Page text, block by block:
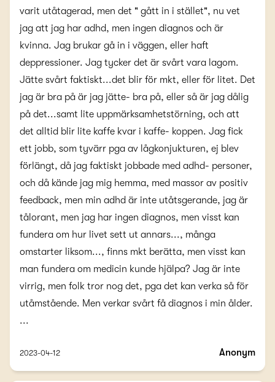
varit utåtagerad, men det " gått in i stället", nu vet
jag att jag har adhd, men ingen diagnos och är
kvinna. Jag brukar gå in i väggen, eller haft
deppressioner. Jag tycker det är svårt vara lagom.
Jätte svårt faktiskt...det blir för mkt, eller för litet. Det
jag är bra på är jag jätte- bra på, eller så är jag dålig
på det...samt lite uppmärksamhetstörning, och att
det alltid blir lite kaffe kvar i kaffe- koppen. Jag fick
ett jobb, som tyvärr pga av lågkonjukturen, ej blev
förlängt, då jag faktiskt jobbade med adhd- personer,
och då kände jag mig hemma, med massor av positiv
feedback, men min adhd är inte utåtsgerande, jag är
tålorant, men jag har ingen diagnos, men visst kan
fundera om hur livet sett ut annars..., många
omstarter liksom..., finns mkt berätta, men visst kan
man fundera om medicin kunde hjälpa? Jag är inte
virrig, men folk tror nog det, pga det kan verka så för
utåmstående. Men verkar svårt få diagnos i min ålder.
...
2023-04-12 Anonym